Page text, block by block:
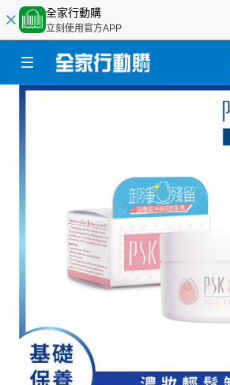
全家行動購
立刻使用官方APP